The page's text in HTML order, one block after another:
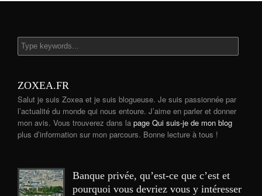
ZOXEA.FR
Salut je suis Zoxea et je suis blogueuse. Je suis passionnée par
l’actualité du monde qui nous entoure. J’aime en parler et donner
mon avis. Vous trouverez dans la page Qui suis-je de mon blog
plus d’information sur mon parcours. Bonne lecture à tous !
Banque privée, qu’est-ce que c’est et
pourquoi vous devriez vous y intéresser